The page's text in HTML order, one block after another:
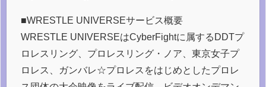
■WRESTLE UNIVERSEサービス概要
WRESTLE UNIVERSEはCyberFightに属するDDTプ
ロレスリング、プロレスリング・ノア、東京女子プ
ロレス、ガンバレ☆プロレスをはじめとしたプロレ